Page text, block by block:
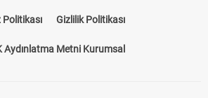
Kariyer About US
Politikası Gizlilik Politikası